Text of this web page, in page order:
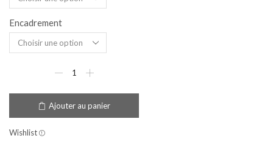
Encadrement
Ajouter au panier
Wishlist